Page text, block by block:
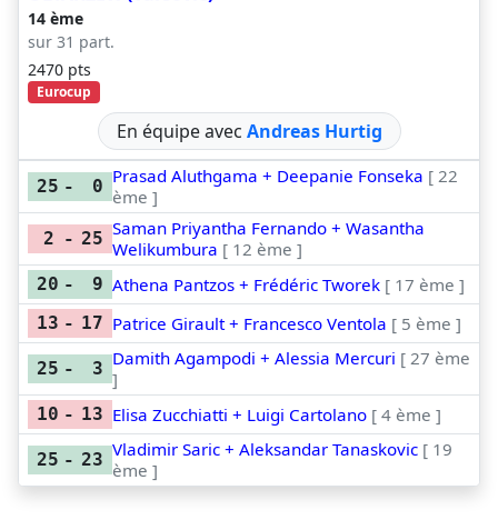
14 ème
sur 31 part.
2470 pts
Eurocup
En équipe avec Andreas Hurtig
25 - 0 Prasad Aluthgama + Deepanie Fonseka [ 22
ème ]
2 - 25 Saman Priyantha Fernando + Wasantha
Welikumbura [ 12 ème ]
20 - 9 Athena Pantzos + Frédéric Tworek [ 17 ème ]
13 - 17 Patrice Girault + Francesco Ventola [ 5 ème ]
25 - 3 Damith Agampodi + Alessia Mercuri [ 27 ème
]
10 - 13 Elisa Zucchiatti + Luigi Cartolano [ 4 ème ]
25 - 23 Vladimir Saric + Aleksandar Tanaskovic [ 19
ème ]